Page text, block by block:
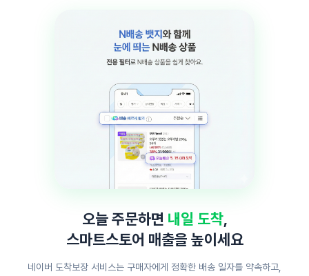
오늘 주문하면 내일 도착,
스마트스토어 매출을 높이세요
네이버 도착보장 서비스는 구매자에게 정확한 배송 일자를 약속하고,